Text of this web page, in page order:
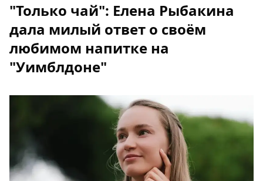
"Только чай": Елена Рыбакина
дала милый ответ о своём
любимом напитке на
"Уимблдоне"